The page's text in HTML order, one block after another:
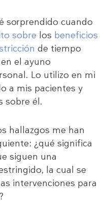
sorprendido cuando
sobre los beneficios
de tiempo
el ayuno
Lo utilizo en mi
a mis pacientes y
sobre él.
hallazgos me han
¿qué significa
siguen una
la cual se
intervenciones para